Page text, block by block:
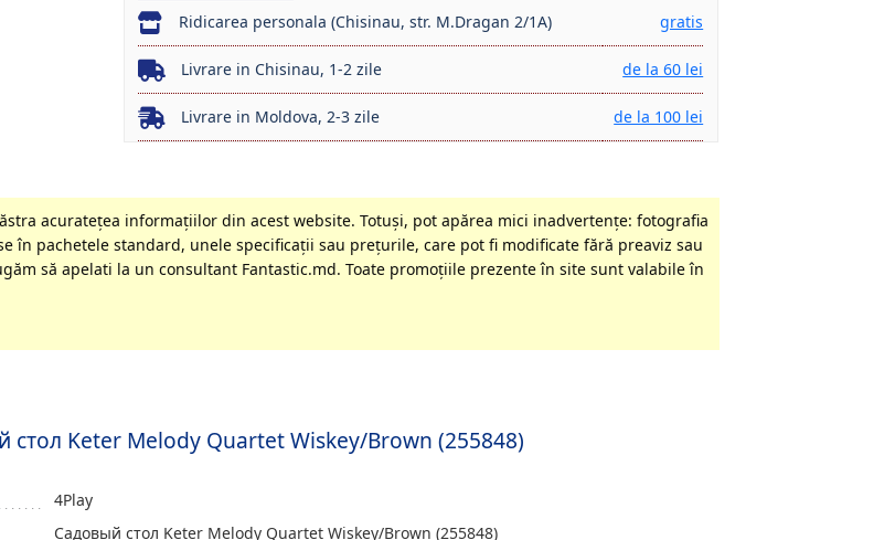
Ridicarea personala (Chisinau, str. M.Dragan 2/1A) gratis
Livrare in Chisinau, 1-2 zile de la 60 lei
Livrare in Moldova, 2-3 zile de la 100 lei
acurateţea informaţiilor din acest website. Totuși, pot apărea mici inadvertenţe: fotografia
în pachetele standard, unele specificaţii sau preţurile, care pot fi modificate fără preaviz sau
să apelati la un consultant Fantastic.md. Toate promoţiile prezente în site sunt valabile în
Keter Melody Quartet Wiskey/Brown (255848)
4Play
Садовый стол Keter Melody Quartet Wiskey/Brown (255848)